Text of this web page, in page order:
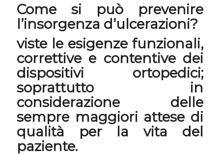
Come si può prevenire
l’insorgenza d’ulcerazioni?
viste le esigenze funzionali,
correttive e contentive dei
dispositivi ortopedici;
soprattutto in
considerazione delle
sempre maggiori attese di
qualità per la vita del
paziente.